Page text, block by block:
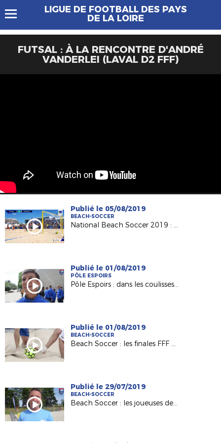
LIGUE DE FOOTBALL DES PAYS
DE LA LOIRE
FUTSAL : À LA RENCONTRE D'ANDRÉ
VANDERLEI (LAVAL D2 FFF)
Publié le 05/08/2019
BEACH-SOCCER
National Beach Soccer 2019 : le best of !
Publié le 01/08/2019
PÔLE ESPOIRS
Pôle Espoirs : dans les coulisses du clip des 2004 !
Publié le 01/08/2019
BEACH-SOCCER
Beach Soccer : les finales FFF en Vendée ce week-end !
Publié le 29/07/2019
BEACH-SOCCER
Beach Soccer : les joueuses de La Roche ESOF en finale !